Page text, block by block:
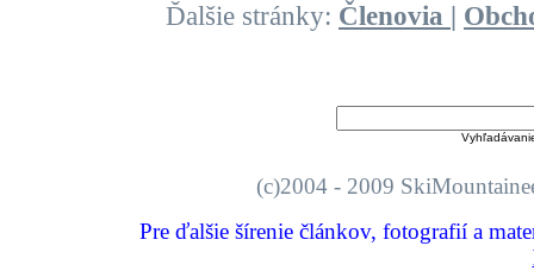
Ďalšie stránky: Členovia |
(c)2004 - 2009
Pre ďalšie šírenie článkov, fotografií a